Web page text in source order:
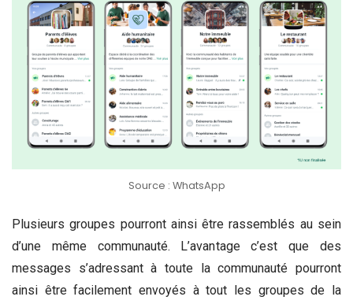
Source : WhatsApp
Plusieurs groupes pourront ainsi être rassemblés au sein
d’une même communauté. L’avantage c’est que des
messages s’adressant à toute la communauté pourront
ainsi être facilement envoyés à tout les groupes de la